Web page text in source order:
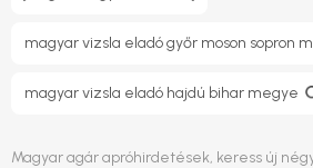
magyar vizsla eladó győr moson sopron
magyar vizsla eladó hajdú bihar megye
Magyar agár apróhirdetések, keress új